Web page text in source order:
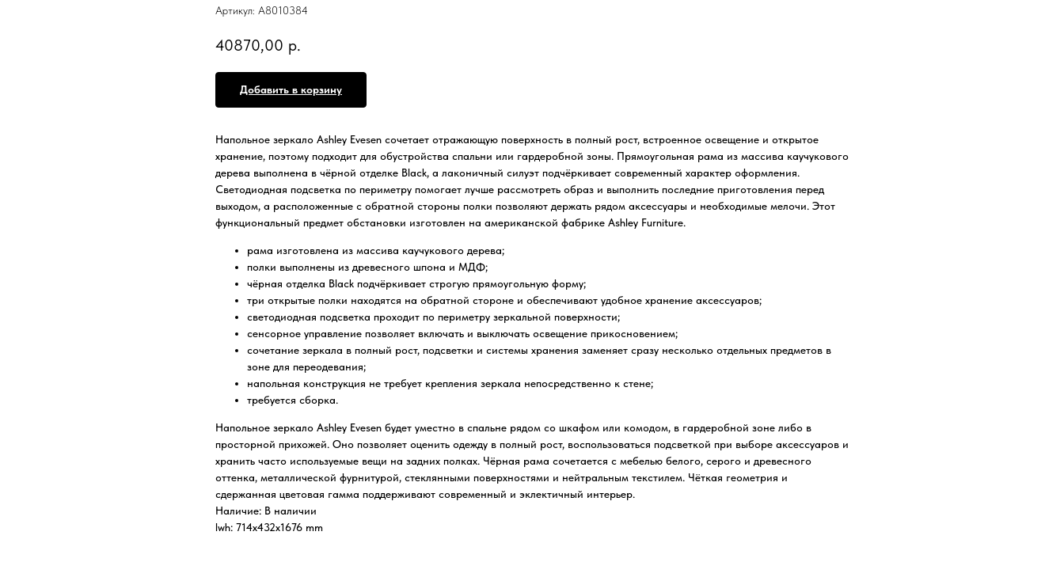
Артикул: A8010384
40870,00 р.
Добавить в корзину
Напольное зеркало Ashley Evesen сочетает отражающую поверхность в полный рост, встроенное освещение и открытое
хранение, поэтому подходит для обустройства спальни или гардеробной зоны. Прямоугольная рама из массива каучукового
дерева выполнена в чёрной отделке Black, а лаконичный силуэт подчёркивает современный характер оформления.
Светодиодная подсветка по периметру помогает лучше рассмотреть образ и выполнить последние приготовления перед
выходом, а расположенные с обратной стороны полки позволяют держать рядом аксессуары и необходимые мелочи. Этот
функциональный предмет обстановки изготовлен на американской фабрике Ashley Furniture.
рама изготовлена из массива каучукового дерева;
полки выполнены из древесного шпона и МДФ;
чёрная отделка Black подчёркивает строгую прямоугольную форму;
три открытые полки находятся на обратной стороне и обеспечивают удобное хранение аксессуаров;
светодиодная подсветка проходит по периметру зеркальной поверхности;
сенсорное управление позволяет включать и выключать освещение прикосновением;
сочетание зеркала в полный рост, подсветки и системы хранения заменяет сразу несколько отдельных предметов в
зоне для переодевания;
напольная конструкция не требует крепления зеркала непосредственно к стене;
требуется сборка.
Напольное зеркало Ashley Evesen будет уместно в спальне рядом со шкафом или комодом, в гардеробной зоне либо в
просторной прихожей. Оно позволяет оценить одежду в полный рост, воспользоваться подсветкой при выборе аксессуаров и
хранить часто используемые вещи на задних полках. Чёрная рама сочетается с мебелью белого, серого и древесного
оттенка, металлической фурнитурой, стеклянными поверхностями и нейтральным текстилем. Чёткая геометрия и
сдержанная цветовая гамма поддерживают современный и эклектичный интерьер.
Наличие: В наличии
lwh: 714x432x1676 mm